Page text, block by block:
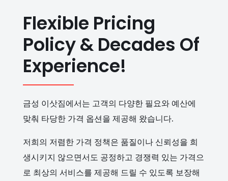
Flexible Pricing
Policy & Decades Of
Experience!
금성 이삿짐에서는 고객의 다양한 필요와 예산에
맞춰 타당한 가격 옵션을 제공해 왔습니다.
저희의 저렴한 가격 정책은 품질이나 신뢰성을 희
생시키지 않으면서도 공정하고 경쟁력 있는 가격으
로 최상의 서비스를 제공해 드릴 수 있도록 보장해